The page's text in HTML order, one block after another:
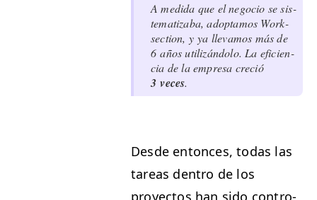
A medi­da que el nego­cio se sis­
tem­ati­z­a­ba, adop­ta­mos Work­
sec­tion, y ya lle­va­mos más de
6 años uti­lizán­do­lo. La efi­cien­
cia de la empre­sa cre­ció
3 veces.
Des­de entonces, todas las
tar­eas den­tro de los
proyec­tos han sido con­tro­